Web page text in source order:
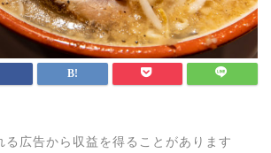
る広告から収益を得ることがあります